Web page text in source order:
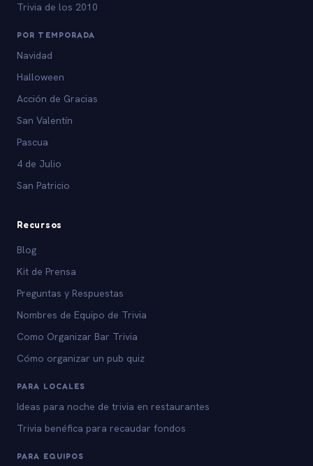
Trivia de los 2010
POR TEMPORADA
Navidad
Halloween
Acción de Gracias
San Valentín
Pascua
4 de Julio
San Patricio
Recursos
Blog
Kit de Prensa
Preguntas y Respuestas
Nombres de Equipo de Trivia
Como Organizar Bar Trivia
Cómo organizar un pub quiz
PARA LOCALES
Ideas para noche de trivia en restaurantes
Trivia benéfica para recaudar fondos
PARA EQUIPOS